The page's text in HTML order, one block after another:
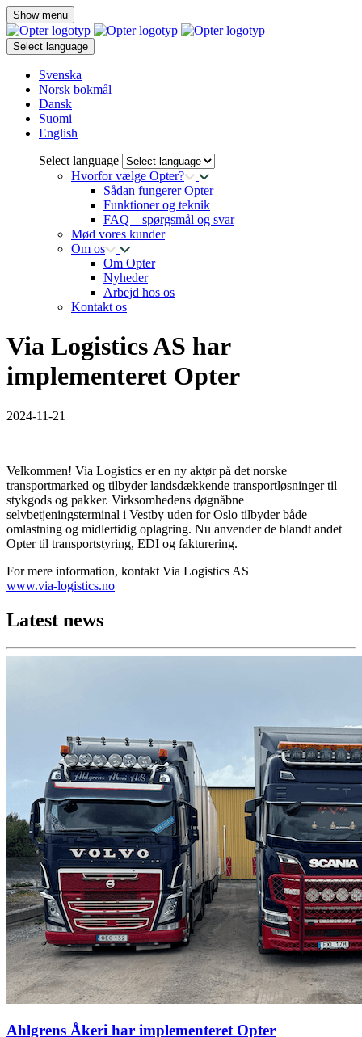
Show menu
Select language
Svenska
Norsk bokmål
Dansk
Suomi
English
Select language
Hvorfor vælge Opter?
Sådan fungerer Opter
Funktioner og teknik
FAQ – spørgsmål og svar
Mød vores kunder
Om os
Om Opter
Nyheder
Arbejd hos os
Kontakt os
Via Logistics AS har
implementeret Opter
2024-11-21
Velkommen! Via Logistics er en ny aktør på det norske
transportmarked og tilbyder landsdækkende transportløsninger til
stykgods og pakker. Virksomhedens døgnåbne
selvbetjeningsterminal i Vestby uden for Oslo tilbyder både
omlastning og midlertidig oplagring. Nu anvender de blandt andet
Opter til transportstyring, EDI og fakturering.
For mere information, kontakt Via Logistics AS
www.via-logistics.no
Latest news
Ahlgrens Åkeri har implementeret Opter